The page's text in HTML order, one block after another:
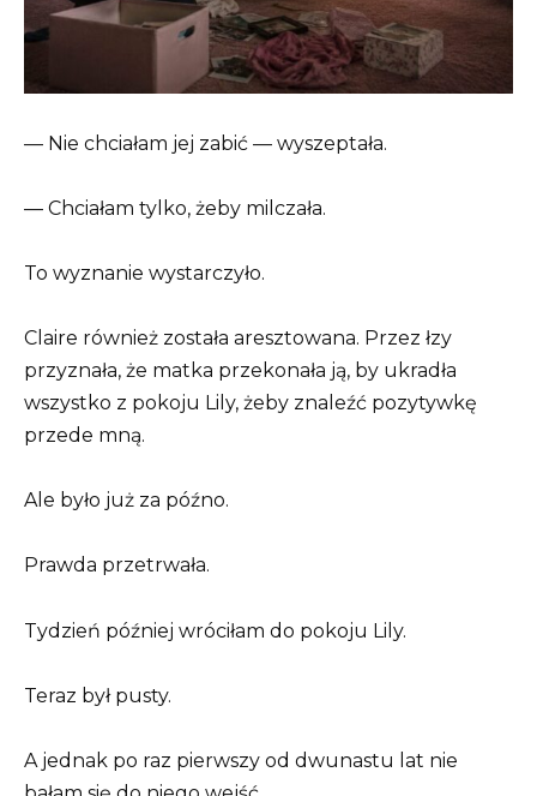
— Nie chciałam jej zabić — wyszeptała.
— Chciałam tylko, żeby milczała.
To wyznanie wystarczyło.
Claire również została aresztowana. Przez łzy
przyznała, że matka przekonała ją, by ukradła
wszystko z pokoju Lily, żeby znaleźć pozytywkę
przede mną.
Ale było już za późno.
Prawda przetrwała.
Tydzień później wróciłam do pokoju Lily.
Teraz był pusty.
A jednak po raz pierwszy od dwunastu lat nie